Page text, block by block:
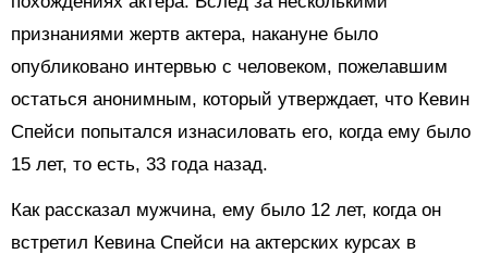
признаниями жертв актера, накануне было
опубликовано интервью с человеком, пожелавшим
остаться анонимным, который утверждает, что Кевин
Спейси попытался изнасиловать его, когда ему было
15 лет, то есть, 33 года назад.
Как рассказал мужчина, ему было 12 лет, когда он
встретил Кевина Спейси на актерских курсах в